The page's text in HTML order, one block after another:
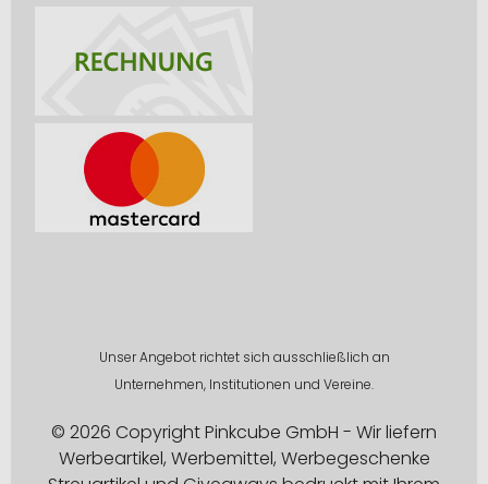
Unser Angebot richtet sich ausschließlich an
Unternehmen, Institutionen und Vereine.
© 2026 Copyright Pinkcube GmbH - Wir liefern
Werbeartikel, Werbemittel, Werbegeschenke